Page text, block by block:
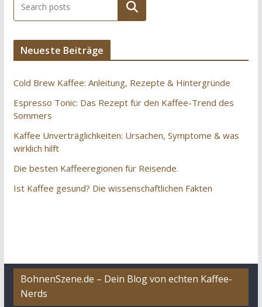
Suchen
Neueste Beiträge
Cold Brew Kaffee: Anleitung, Rezepte & Hintergründe
Espresso Tonic: Das Rezept für den Kaffee-Trend des
Sommers
Kaffee Unverträglichkeiten: Ursachen, Symptome & was
wirklich hilft
Die besten Kaffeeregionen für Reisende.
Ist Kaffee gesund? Die wissenschaftlichen Fakten
BohnenSzene.de – Dein Blog von echten Kaffee-
Nerds